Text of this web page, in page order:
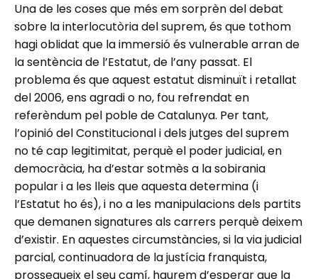
Una de les coses que més em sorprèn del debat
sobre la interlocutòria del suprem, és que tothom
hagi oblidat que la immersió és vulnerable arran de
la sentència de l’Estatut, de l’any passat. El
problema és que aquest estatut disminuït i retallat
del 2006, ens agradi o no, fou refrendat en
referèndum pel poble de Catalunya. Per tant,
l’opinió del Constitucional i dels jutges del suprem
no té cap legitimitat, perquè el poder judicial, en
democràcia, ha d’estar sotmès a la sobirania
popular i a les lleis que aquesta determina (i
l’Estatut ho és), i no a les manipulacions dels partits
que demanen signatures als carrers perquè deixem
d’existir. En aquestes circumstàncies, si la via judicial
parcial, continuadora de la justícia franquista,
prossegueix el seu camí, haurem d’esperar que la